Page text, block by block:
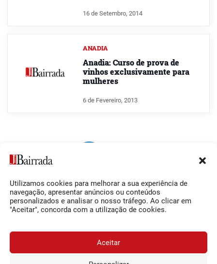
Utilizamos cookies para melhorar a sua experiência de
navegação, apresentar anúncios ou conteúdos
personalizados e analisar o nosso tráfego. Ao clicar em
"Aceitar", concorda com a utilização de cookies.
Aceitar
16 de Setembro, 2014
ANADIA
Anadia: Curso de prova de
vinhos exclusivamente para
mulheres
6 de Fevereiro, 2013
Siga-nos
Facebook
O Jornal da Bairrada
Contactos
Termos e Condições